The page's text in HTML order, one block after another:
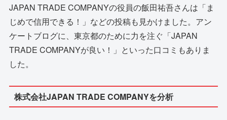
JAPAN TRADE COMPANYの役員の飯田祐吾さんは「ま
じめで信用できる！」などの投稿も見かけました。アン
ケートブログに、東京都のために力を注ぐ「JAPAN
TRADE COMPANYが良い！」といった口コミもありま
した。
株式会社JAPAN TRADE COMPANYを分析